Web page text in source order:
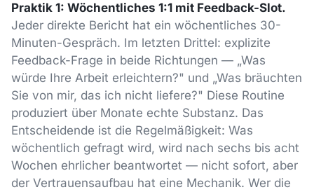
Praktik 1: Wöchentliches 1:1 mit Feedback-Slot.
Jeder direkte Bericht hat ein wöchentliches 30-
Minuten-Gespräch. Im letzten Drittel: explizite
Feedback-Frage in beide Richtungen — „Was
würde Ihre Arbeit erleichtern?" und „Was bräuchten
Sie von mir, das ich nicht liefere?" Diese Routine
produziert über Monate echte Substanz. Das
Entscheidende ist die Regelmäßigkeit: Was
wöchentlich gefragt wird, wird nach sechs bis acht
Wochen ehrlicher beantwortet — nicht sofort, aber
der Vertrauensaufbau hat eine Mechanik. Wer die